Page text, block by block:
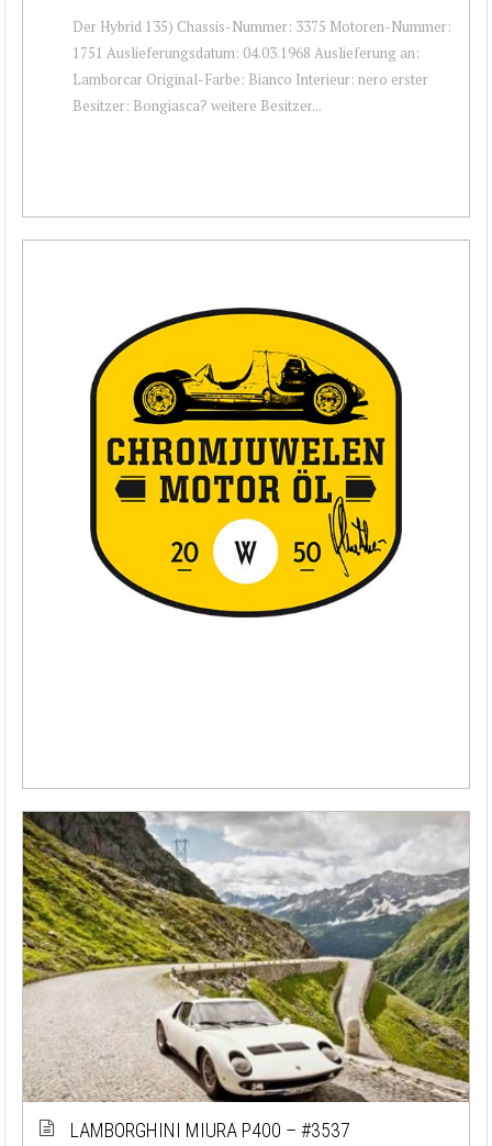
Der Hybrid 135) Chassis-Nummer: 3375 Motoren-Nummer:
1751 Auslieferungsdatum: 04.03.1968 Auslieferung an:
Lamborcar Original-Farbe: Bianco Interieur: nero erster
Besitzer: Bongiasca? weitere Besitzer...
LAMBORGHINI MIURA P400 – #3537